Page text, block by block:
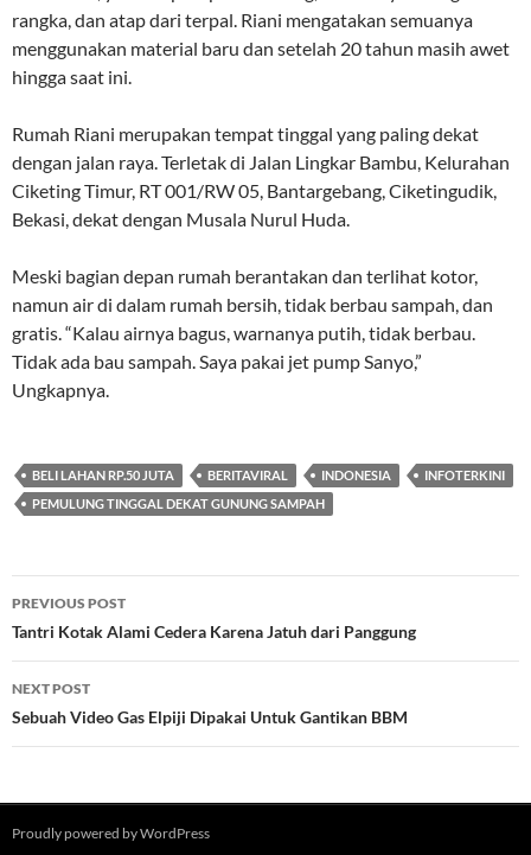
rangka, dan atap dari terpal. Riani mengatakan semuanya
menggunakan material baru dan setelah 20 tahun masih awet
hingga saat ini.
Rumah Riani merupakan tempat tinggal yang paling dekat
dengan jalan raya. Terletak di Jalan Lingkar Bambu, Kelurahan
Ciketing Timur, RT 001/RW 05, Bantargebang, Ciketingudik,
Bekasi, dekat dengan Musala Nurul Huda.
Meski bagian depan rumah berantakan dan terlihat kotor,
namun air di dalam rumah bersih, tidak berbau sampah, dan
gratis. “Kalau airnya bagus, warnanya putih, tidak berbau.
Tidak ada bau sampah. Saya pakai jet pump Sanyo,”
Ungkapnya.
BELI LAHAN RP.50 JUTA BERITAVIRAL INDONESIA
INFOTERKINI
PEMULUNG TINGGAL DEKAT GUNUNG SAMPAH
Post
navigation
PREVIOUS POST
Tantri Kotak Alami Cedera Karena Jatuh dari Panggung
NEXT POST
Sebuah Video Gas Elpiji Dipakai Untuk Gantikan BBM
Proudly powered by WordPress